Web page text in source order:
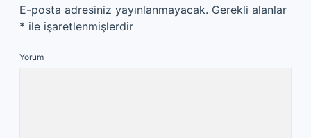
E-posta adresiniz yayınlanmayacak. Gerekli alanlar
* ile işaretlenmişlerdir
Yorum